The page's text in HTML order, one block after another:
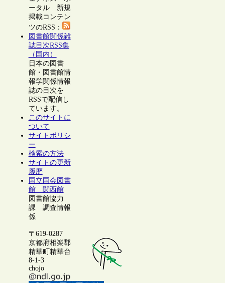
ータル 新規
掲載コンテン
ツのRSS：
図書館関係雑
誌目次RSS集
（国内）
日本の図書
館・図書館情
報学関係情報
誌の目次を
RSSで配信し
ています。
このサイトに
ついて
サイトポリシ
ー
検索の方法
サイトの更新
履歴
国立国会図書
館 関西館
図書館協力
課 調査情報
係
〒619-0287
京都府相楽郡
精華町精華台
8-1-3
chojo